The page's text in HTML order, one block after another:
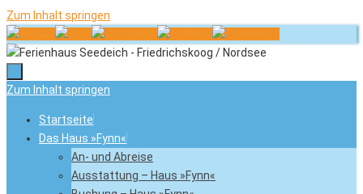
Zum Inhalt springen
Zum Inhalt springen
Startseite
Das Haus »Fynn«
An- und Abreise
Ausstattung – Haus »Fynn«